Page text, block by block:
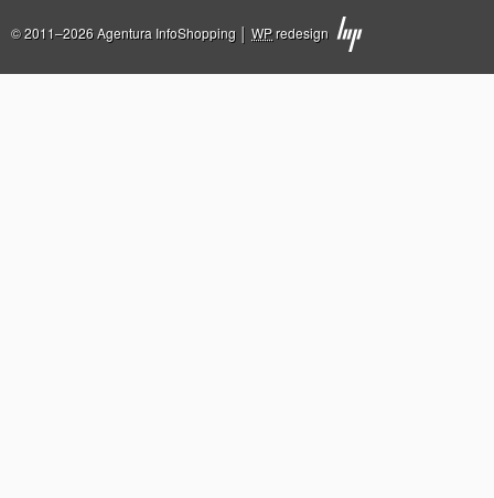
© 2011–2026 Agentura InfoShopping │ WPredesign